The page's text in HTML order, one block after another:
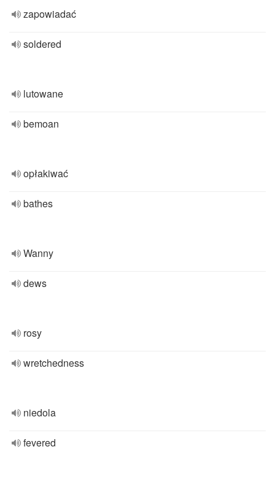
zapowiadać
soldered
lutowane
bemoan
opłakiwać
bathes
Wanny
dews
rosy
wretchedness
niedola
fevered